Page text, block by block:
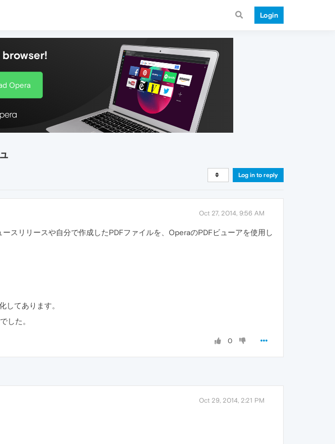
Login
Opera
Log in to reply
Oct 27, 2014, 9:56 AM
スリリースや自分で作成したPDFファイルを、OperaのPDFビューアを使用し
してあります。
した。
0
Oct 29, 2014, 2:21 PM